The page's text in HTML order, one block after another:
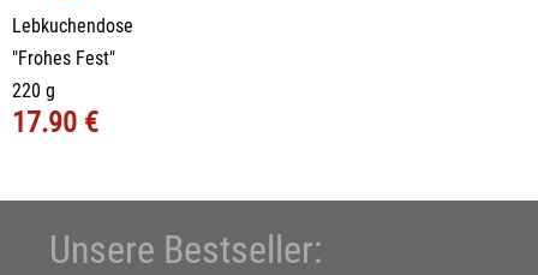
Lebkuchendose
"Frohes Fest"
220 g
17.90 €
Unsere Bestseller: